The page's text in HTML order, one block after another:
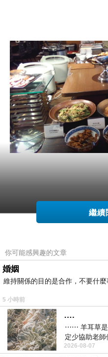
繼續
你可能感興趣的文章
婚姻
維持關係的目的是合作，不要什麼
5 小時前
….
⋯⋯ 羊耳草是
定少協助老
不是我的工作
2026-08-07